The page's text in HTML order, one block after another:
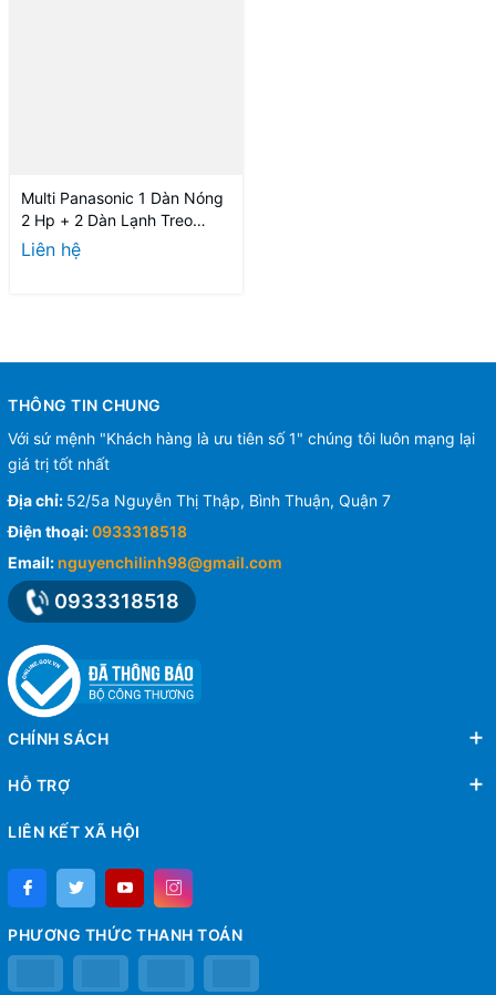
Multi Panasonic 1 Dàn Nóng
2 Hp + 2 Dàn Lạnh Treo
Tường 1 Hp-1.5 Hp
Liên hệ
THÔNG TIN CHUNG
Với sứ mệnh "Khách hàng là ưu tiên số 1" chúng tôi luôn mạng lại
giá trị tốt nhất
Địa chỉ: 52/5a Nguyễn Thị Thập, Bình Thuận, Quận 7
Điện thoại:0933318518
Email: nguyenchilinh98@gmail.com
0933318518
CHÍNH SÁCH
HỖ TRỢ
LIÊN KẾT XÃ HỘI
PHƯƠNG THỨC THANH TOÁN